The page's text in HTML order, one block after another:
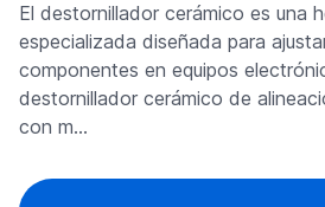
El destornillador cerámico es una
especializada diseñada para
componentes en equipos
destornillador cerámico de
con m…